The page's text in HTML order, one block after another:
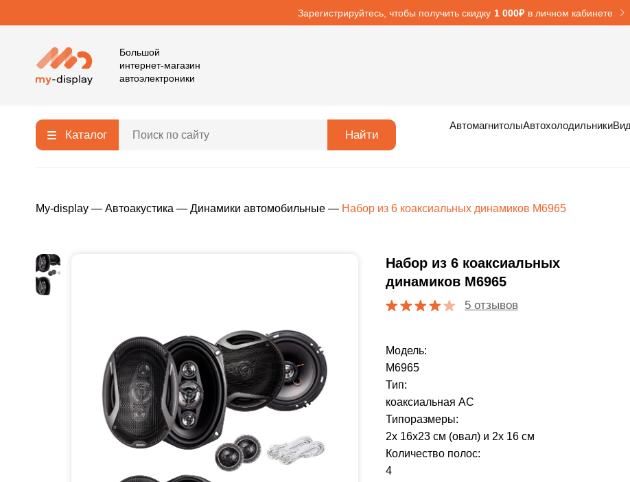
Зарегистрируйтесь, чтобы получить скидку 1 000₽ в личном кабинете
Большой
интернет-магазин
автоэлектроники
Каталог Найти
АвтомагнитолыАвтохолодильники
My-display — Автоакустика — Динамики автомобильные — Набор из 6 коаксиальных динамиков M6965
Набор из 6 коаксиальных
динамиков M6965
5 отзывов
Модель:
M6965
Тип:
коаксиальная АС
Типоразмеры:
2х 16х23 см (овал) и 2х 16 см
Количество полос:
4